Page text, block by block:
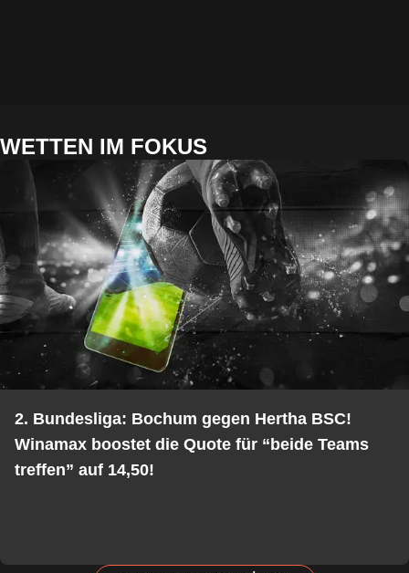
WETTEN IM FOKUS
2. Bundesliga: Bochum gegen Hertha BSC!
Winamax boostet die Quote für “beide Teams
treffen” auf 14,50!